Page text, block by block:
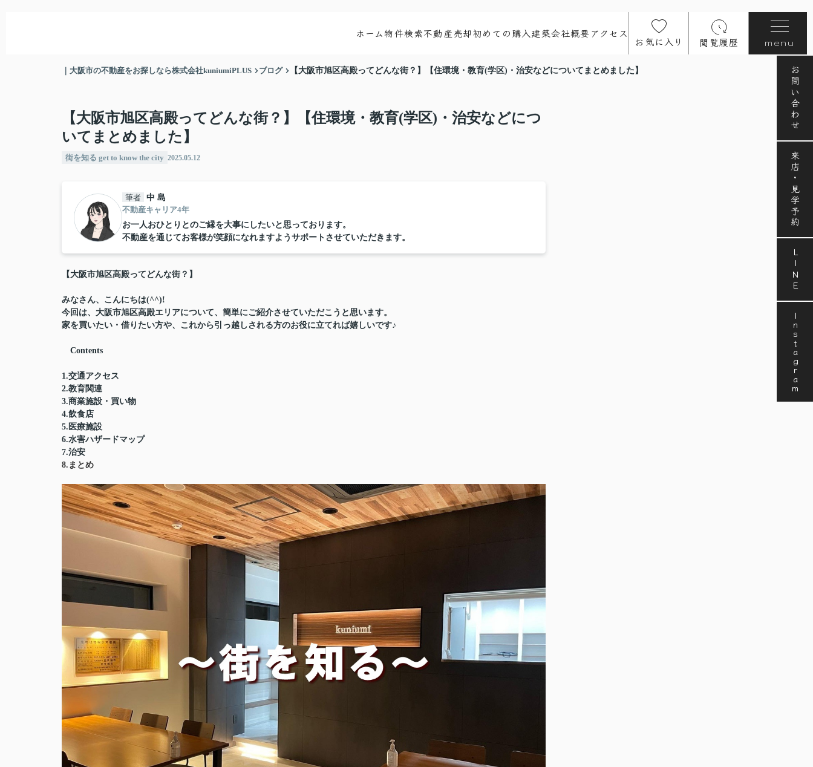
ホーム物件検索不動産売却初めての購入建築会社概要アクセス
お気に入り 閲覧履歴 menu
お問い合わせ
来店・見学予約
LINE
Instagram
｜大阪市の不動産をお探しなら株式会社kuniumiPLUS ブログ 【大阪市旭区高殿ってどんな街？】【住環境・教育(学区)・治安などについてまとめました】
【大阪市旭区高殿ってどんな街？】【住環境・教育(学区)・治安などにつ
いてまとめました】
街を知る get to know the city 2025.05.12
筆者 中 島
不動産キャリア4年
お一人おひとりとのご縁を大事にしたいと思っております。
不動産を通じてお客様が笑顔になれますようサポートさせていただきます。
【大阪市旭区高殿ってどんな街？】
みなさん、こんにちは(^^)!
今回は、大阪市旭区高殿エリアについて、簡単にご紹介させていただこうと思います。
家を買いたい・借りたい方や、これから引っ越しされる方のお役に立てれば嬉しいです♪
Contents
1.交通アクセス
2.教育関連
3.商業施設・買い物
4.飲食店
5.医療施設
6.水害ハザードマップ
7.治安
8.まとめ